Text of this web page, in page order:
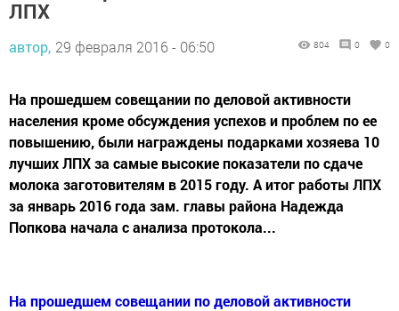
ЛПХ
автор, 29 февраля 2016 - 06:50 804 0 0
На прошедшем совещании по деловой активности
населения кроме обсуждения успехов и проблем по ее
повышению, были награждены подарками хозяева 10
лучших ЛПХ за самые высокие показатели по сдаче
молока заготовителям в 2015 году. А итог работы ЛПХ
за январь 2016 года зам. главы района Надежда
Попкова начала с анализа протокола...
На прошедшем совещании по деловой активности